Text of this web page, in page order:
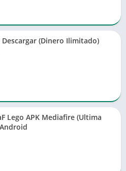
Descargar (Dinero Ilimitado)
Lego APK Mediafire (Ultima